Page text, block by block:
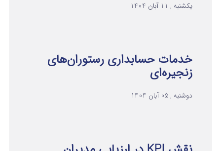
یکشنبه , 11 آبان 1404
خدمات حسابداری رستوران‌های
زنجیره‌ای
دوشنبه , 05 آبان 1404